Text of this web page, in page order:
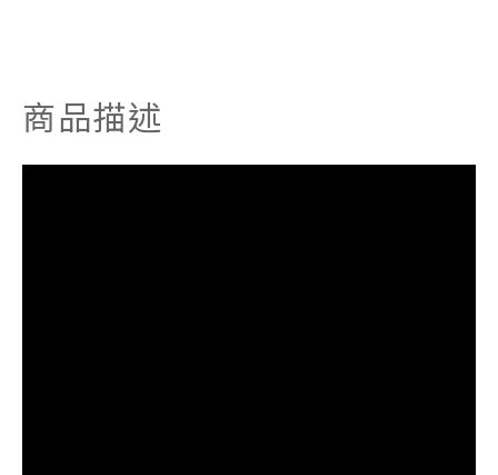
商品描述